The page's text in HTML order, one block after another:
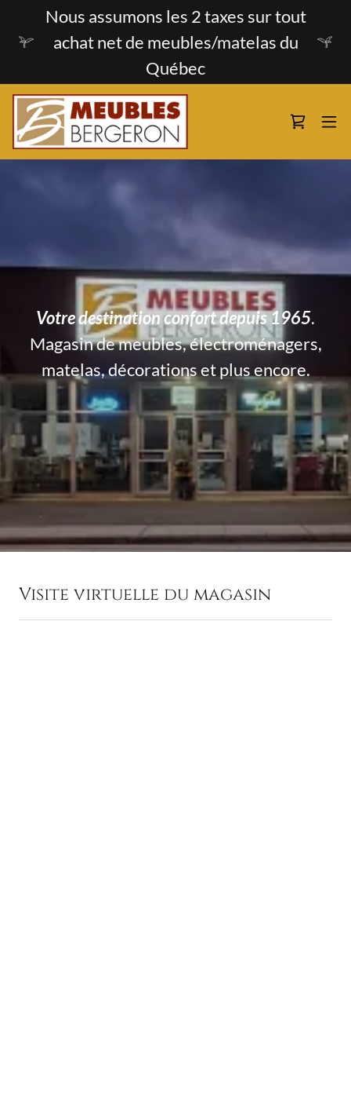
Nous assumons les 2 taxes sur tout
achat net de meubles/matelas du
Québec
Votre destination confort depuis 1965.
Magasin de meubles, électroménagers,
matelas, décorations et plus encore.
Visite virtuelle du magasin